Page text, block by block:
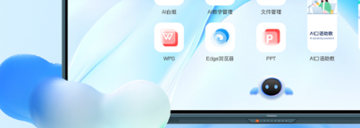
服务网点
联系客服